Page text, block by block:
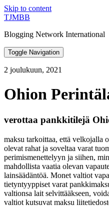
Skip to content
TJMBB
Blogging Network International
Toggle Navigation
2 joulukuun, 2021
Ohion
verottaa pankkitilejä
maksu tarkoittaa, että velkojalla
olevat rahat ja soveltaa varat
perimismenettelyyn ja siihen,
mahdollista vaatia olevan
lainsäädäntöä. Monet valtiot
tietyntyyppiset varat
valtionsa lait selvittääkseen,
valtiot kutsuvat maksu